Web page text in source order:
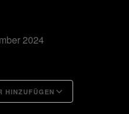
2024
HINZUFÜGEN